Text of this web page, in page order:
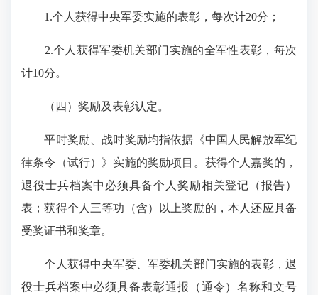
1.个人获得中央军委实施的表彰，每次计20分；
2.个人获得军委机关部门实施的全军性表彰，每次
计10分。
（四）奖励及表彰认定。
平时奖励、战时奖励均指依据《中国人民解放军纪
律条令（试行）》实施的奖励项目。获得个人嘉奖的，
退役士兵档案中必须具备个人奖励相关登记（报告）
表；获得个人三等功（含）以上奖励的，本人还应具备
受奖证书和奖章。
个人获得中央军委、军委机关部门实施的表彰，退
役士兵档案中必须具备表彰通报（通令）名称和文号